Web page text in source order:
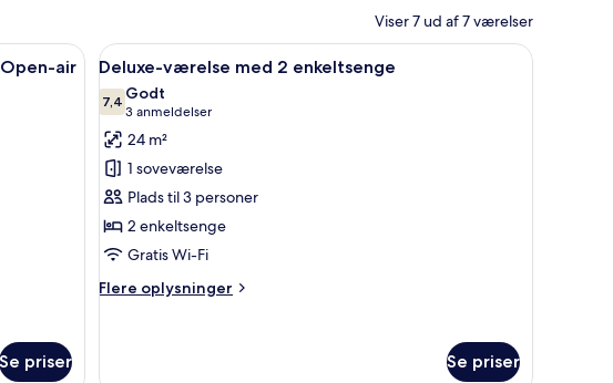
Viser 7 ud af 7 værelser
papir.
med store skydedøre til et udendørs område med træterrasse og jacuzzi. Der er et tv
air
Se priser
Indlæs
alle
billeder
af
Deluxe-
værelse
med
2
enkeltsenge
Et traditionelt japansk værelse med tatami-
4
Deluxe-værelse med 2 enkeltsenge
7,47,4 ud af 10
Godt
3 anmeldelser
(3
anmeldelser)
24 m²
1 soveværelse
Plads til 3 personer
2 enkeltsenge
Gratis Wi-Fi
Flere oplysninger
Flere
Se priser